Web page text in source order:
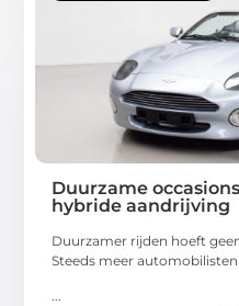
Duurzame
hybride aandrijving
Duurzamer rijden hoeft
Steeds meer
...